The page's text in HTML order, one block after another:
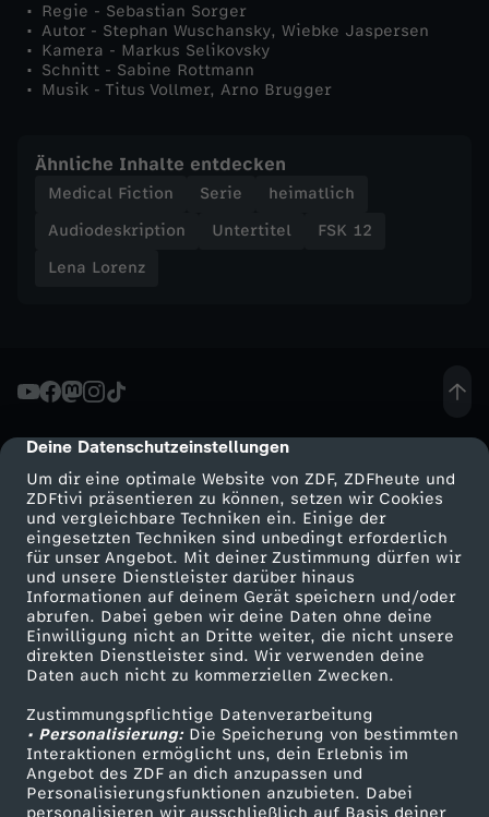
cmp-dialog-description
Deine Datenschutzeinstellungen
Um dir eine optimale Website von ZDF, ZDFheute und
ZDFtivi präsentieren zu können, setzen wir Cookies
und vergleichbare Techniken ein. Einige der
eingesetzten Techniken sind unbedingt erforderlich
für unser Angebot. Mit deiner Zustimmung dürfen wir
und unsere Dienstleister darüber hinaus
Informationen auf deinem Gerät speichern und/oder
abrufen. Dabei geben wir deine Daten ohne deine
Einwilligung nicht an Dritte weiter, die nicht unsere
direkten Dienstleister sind. Wir verwenden deine
Daten auch nicht zu kommerziellen Zwecken.
Zustimmungspflichtige Datenverarbeitung
• Personalisierung:Die Speicherung von bestimmten
Interaktionen ermöglicht uns, dein Erlebnis im
Angebot des ZDF an dich anzupassen und
Personalisierungsfunktionen anzubieten. Dabei
personalisieren wir ausschließlich auf Basis deiner
Regie - Sebastian Sorger
Autor - Stephan Wuschansky, Wiebke Jaspersen
Kamera - Markus Selikovsky
Schnitt - Sabine Rottmann
Musik - Titus Vollmer, Arno Brugger
Ähnliche Inhalte entdecken
Medical Fiction Serie
heimatlich
Audiodeskription
Untertitel
FSK 12
Lena Lorenz
Mehr ZDF
ZDF-Apps
Smart TV
ZDFtext
Livestreams
Sendungen A-Z
TV-Programm
Service
ZDFmitreden
Kontakt zum ZDF
Tickets
Zuschauerservice
Hilfe